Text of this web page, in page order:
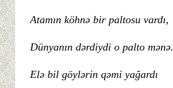
Atamın köhnə bir paltosu vardı,
Dünyanın dərdiydi o palto mənə.
Elə bil göylərin qəmi yağardı